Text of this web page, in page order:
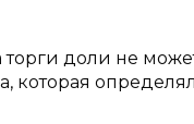
торги доли не
которая